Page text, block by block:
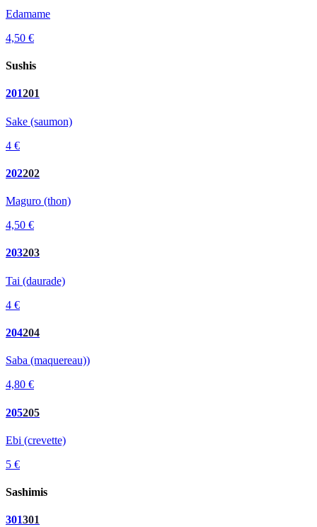
Edamame
4,50 €
Sushis
201201
Sake (saumon)
4 €
202202
Maguro (thon)
4,50 €
203203
Tai (daurade)
4 €
204204
Saba (maquereau))
4,80 €
205205
Ebi (crevette)
5 €
Sashimis
301301